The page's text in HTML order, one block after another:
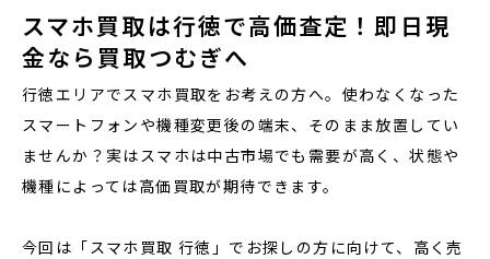
スマホ買取は行徳で高価査定！即日現
金なら買取つむぎへ
行徳エリアでスマホ買取をお考えの方へ。使わなくなった
スマートフォンや機種変更後の端末、そのまま放置してい
ませんか？実はスマホは中古市場でも需要が高く、状態や
機種によっては高価買取が期待できます。
今回は「スマホ買取 行徳」でお探しの方に向けて、高く売